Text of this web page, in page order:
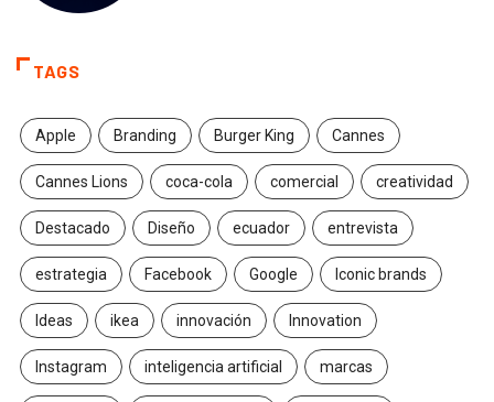
TAGS
Apple Branding Burger King Cannes
Cannes Lions coca-cola comercial creatividad
Destacado Diseño ecuador entrevista
estrategia Facebook Google Iconic brands
Ideas ikea innovación Innovation
Instagram inteligencia artificial marcas